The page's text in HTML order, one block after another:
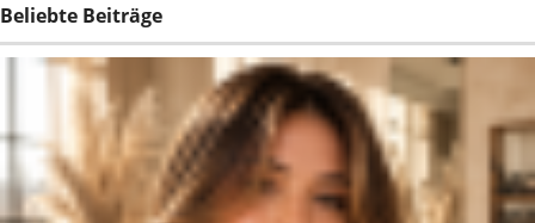
Beliebte Beiträge